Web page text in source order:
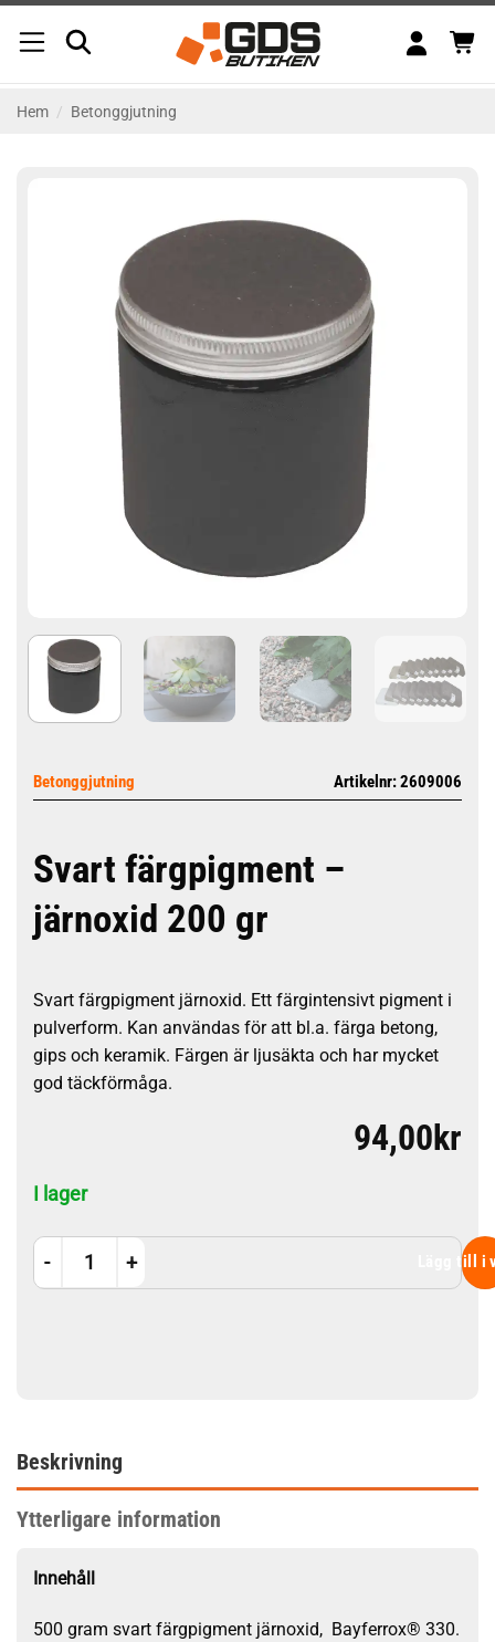
Hem / Betonggjutning
Betonggjutning Artikelnr: 2609006
Svart färgpigment –
järnoxid 200 gr
Svart färgpigment järnoxid. Ett färgintensivt pigment i
pulverform. Kan användas för att bl.a. färga betong,
gips och keramik. Färgen är ljusäkta och har mycket
god täckförmåga.
94,00kr
I lager
Svart färgpigment - järnoxid 200 gr mängd
Lägg till i
Beskrivning
Ytterligare information
Innehåll
500 gram svart färgpigment järnoxid, Bayferrox® 330.